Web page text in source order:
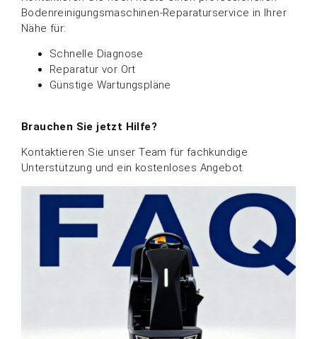
Bodenreinigungsmaschinen-Reparaturservice in Ihrer
Nähe für:
Schnelle Diagnose
Reparatur vor Ort
Günstige Wartungspläne
Brauchen Sie jetzt Hilfe?
Kontaktieren Sie unser Team für fachkundige
Unterstützung und ein kostenloses Angebot.